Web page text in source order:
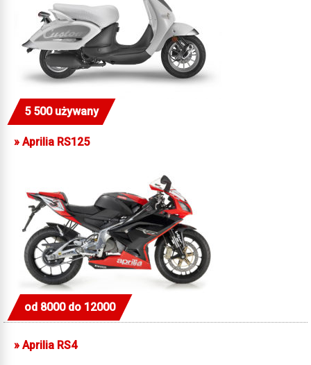
5 500 używany
» Aprilia RS125
od 8000 do 12000
» Aprilia RS4